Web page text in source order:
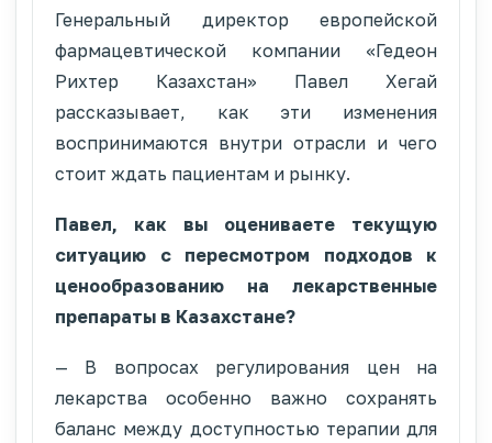
Генеральный директор европейской
фармацевтической компании «Гедеон
Рихтер Казахстан» Павел Хегай
рассказывает, как эти изменения
воспринимаются внутри отрасли и чего
стоит ждать пациентам и рынку.
Павел, как вы оцениваете текущую
ситуацию с пересмотром подходов к
ценообразованию на лекарственные
препараты в Казахстане?
— В вопросах регулирования цен на
лекарства особенно важно сохранять
баланс между доступностью терапии для